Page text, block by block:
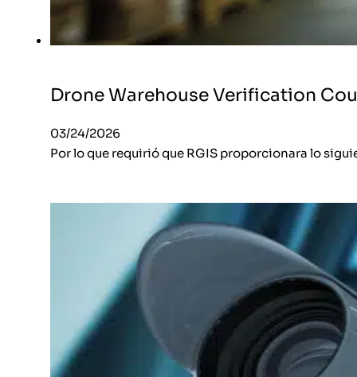
Drone Warehouse Verification
03/24/2026
Por lo que requirió que RGIS proporcionara lo